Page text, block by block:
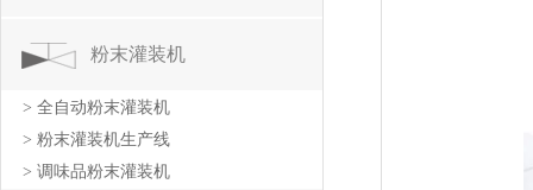
粉末灌装机
> 全自动粉末灌装机
> 粉末灌装机生产线
> 调味品粉末灌装机